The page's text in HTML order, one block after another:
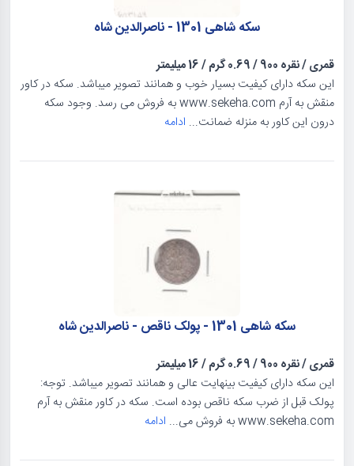
سکه شاهی 1301 - ناصرالدین شاه
قمری/نقره 900 /0.69 گرم /16 میلیمتر
این سکه دارای کیفیت بسیار خوب و همانند تصویر میباشد. سکه در کاور
منقش به آرم www.sekeha.com به فروش می رسد. وجود سکه
درون این کاور به منزله ضمانت... ادامه
سکه شاهی 1301 - پولک ناقص - ناصرالدین شاه
قمری/نقره 900 /0.69 گرم /16 میلیمتر
این سکه دارای کیفیت بینهایت عالی و همانند تصویر میباشد. توجه:
پولک قبل از ضرب سکه ناقص بوده است. سکه در کاور منقش به آرم
www.sekeha.com به فروش می...
ادامه